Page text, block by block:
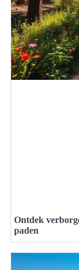
Ontdek
paden